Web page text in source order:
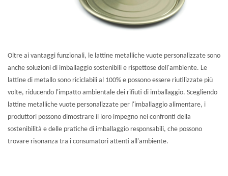
Oltre ai vantaggi funzionali, le lattine metalliche vuote personalizzate sono
anche soluzioni di imballaggio sostenibili e rispettose dell'ambiente. Le
lattine di metallo sono riciclabili al 100% e possono essere riutilizzate più
volte, riducendo l'impatto ambientale dei rifiuti di imballaggio. Scegliendo
lattine metalliche vuote personalizzate per l'imballaggio alimentare, i
produttori possono dimostrare il loro impegno nei confronti della
sostenibilità e delle pratiche di imballaggio responsabili, che possono
trovare risonanza tra i consumatori attenti all'ambiente.